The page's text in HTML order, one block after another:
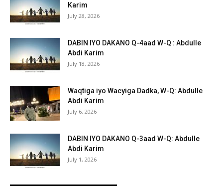
Karim
July 28, 2026
DABIN IYO DAKANO Q-4aad W-Q : Abdulle
Abdi Karim
July 18, 2026
Waqtiga iyo Wacyiga Dadka, W-Q: Abdulle
Abdi Karim
July 6, 2026
DABIN IYO DAKANO Q-3aad W-Q: Abdulle
Abdi Karim
July 1, 2026